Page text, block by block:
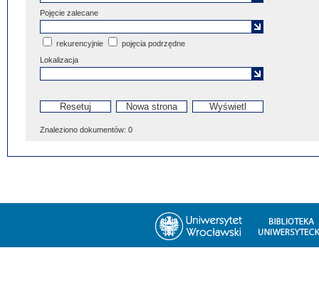
Pojęcie zalecane
rekurencyjnie
pojęcia podrzędne
Lokalizacja
Znaleziono dokumentów: 0